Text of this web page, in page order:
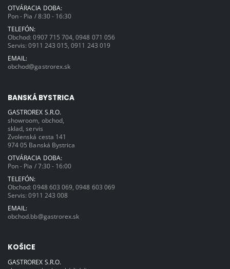
OTVÁRACIA DOBA:
Pon - Pia / 8:30 - 16:30
TELEFÓN:
Obchod:0907 715 704,0948 071 056
Servis:0911 243 015,0911 243 019
EMAIL:
obchod@gastrorex.sk
BANSKÁ BYSTRICA
GASTROREX S.R.O.
showroom, obchod,
sklad, servis
Zvolenská cesta 141
974 05 Banská Bystrica
OTVÁRACIA DOBA:
Pon - Pia / 7:30 - 16:00
TELEFÓN:
Obchod:0948 603 069,0948 603 069
Servis:0911 243 008
EMAIL:
obchod.bb@gastrorex.sk
KOŠICE
GASTROREX S.R.O.